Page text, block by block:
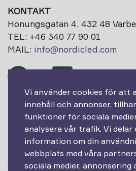
Vi använder cookies för att
innehåll och annonser,
funktioner för sociala
analysera vår trafik. Vi delar
information om din
webbplats med våra
sociala medier, annonsering
KONTAKT
Honungsgatan 4, 432 48
TEL: +46 340 77 90 01
MAIL: info@nordicled.com
Prenumerera på vårt
Epost